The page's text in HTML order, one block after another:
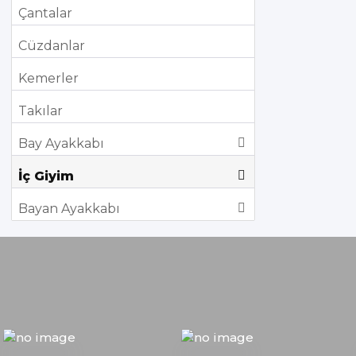
Çantalar
Cüzdanlar
Kemerler
Takılar
Bay Ayakkabı
İç Giyim
Bayan Ayakkabı